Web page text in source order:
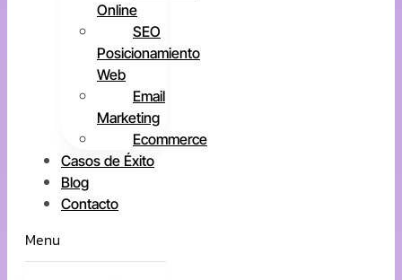
Online
SEO
Posicionamiento
Web
Email
Marketing
Ecommerce
Casos de Éxito
Blog
Contacto
Menu